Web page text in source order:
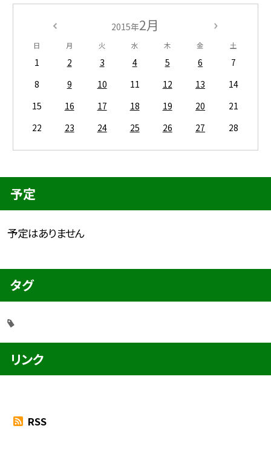
2015年2月
日 月 火 水 木 金 土
1 2 3 4 5 6
7
8
9 10 11 12 13
14
15
16 17 18 19 20
21
22
23 24 25 26 27 28
予定
予定はありません
タグ
リンク
RSS